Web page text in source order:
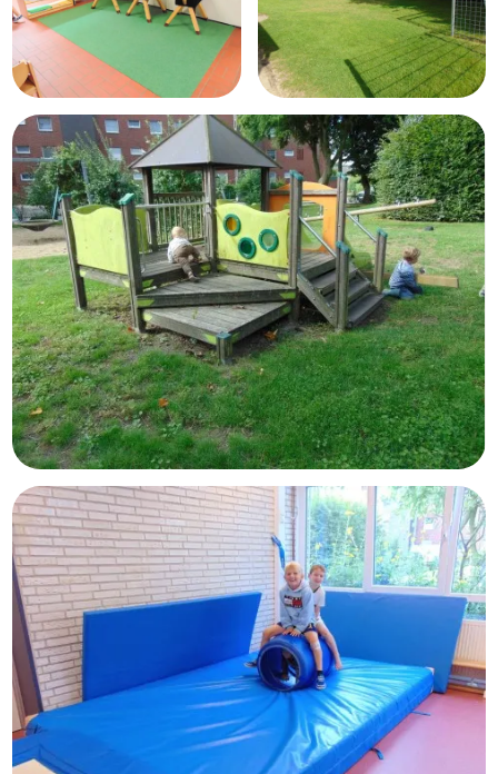
Montessori Ansatz
Inklusion
Freispiel
Tagesablauf
Kindergarten
Kooperationspartner
Öffnungs- und Schließungszeiten